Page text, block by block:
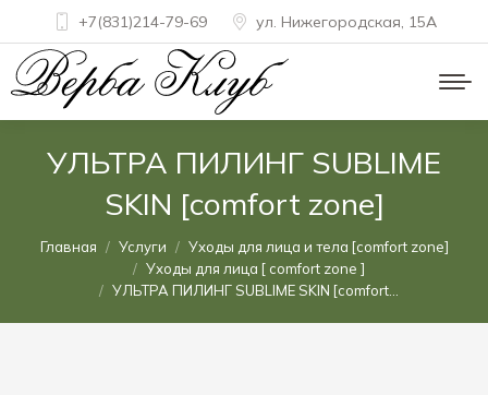
+7(831)214-79-69 ул. Нижегородская, 15A
УЛЬТРА ПИЛИНГ SUBLIME
SKIN [comfort zone]
Вы здесь:
Главная Услуги
Уходы для лица и тела [comfort zone]
Уходы для лица [ comfort zone ]
УЛЬТРА ПИЛИНГ SUBLIME SKIN [comfort…